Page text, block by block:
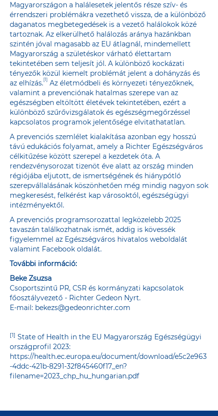
Magyarországon a halálesetek jelentős része szív- és
érrendszeri problémákra vezethető vissza, de a különböző
daganatos megbetegedések is a vezető halálokok közé
tartoznak. Az elkerülhető halálozás aránya hazánkban
szintén jóval magasabb az EU átlagnál, mindemellett
Magyarország a születéskor várható élettartam
tekintetében sem teljesít jól. A különböző kockázati
tényezők közül kiemelt problémát jelent a dohányzás és
az elhízás.[1] Az életmódbeli és környezeti tényezőknek,
valamint a prevenciónak hatalmas szerepe van az
egészségben eltöltött életévek tekintetében, ezért a
különböző szűrővizsgálatok és egészségmegőrzéssel
kapcsolatos programok jelentősége elvitathatatlan.
A prevenciós szemlélet kialakítása azonban egy hosszú
távú edukációs folyamat, amely a Richter Egészségváros
célkitűzése között szerepel a kezdetek óta. A
rendezvénysorozat tizenöt éve alatt az ország minden
régiójába eljutott, de ismertségének és hiánypótló
szerepvállalásának köszönhetően még mindig nagyon sok
megkeresést, felkérést kap városoktól, egészségügyi
intézményektől.
A prevenciós programsorozattal legközelebb 2025
tavaszán találkozhatnak ismét, addig is kövessék
figyelemmel az Egészségváros hivatalos weboldalát
valamint Facebook oldalát.
További információ:
Beke Zsuzsa
Csoportszintű PR, CSR és kormányzati kapcsolatok
főosztályvezető - Richter Gedeon Nyrt.
E-mail: bekezs@gedeonrichter.com
[1] State of Health in the EU Magyarország Egészségügyi
országprofil 2023:
https://health.ec.europa.eu/document/download/e5c2e963
-4ddc-421b-8291-32f845460f17_en?
filename=2023_chp_hu_hungarian.pdf